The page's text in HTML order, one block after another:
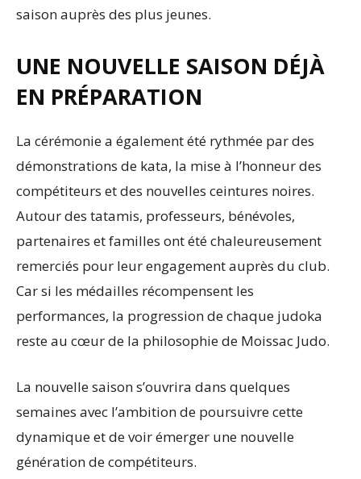
saison auprès des plus jeunes.
UNE NOUVELLE SAISON DÉJÀ
EN PRÉPARATION
La cérémonie a également été rythmée par des
démonstrations de kata, la mise à l’honneur des
compétiteurs et des nouvelles ceintures noires.
Autour des tatamis, professeurs, bénévoles,
partenaires et familles ont été chaleureusement
remerciés pour leur engagement auprès du club.
Car si les médailles récompensent les
performances, la progression de chaque judoka
reste au cœur de la philosophie de Moissac Judo.
La nouvelle saison s’ouvrira dans quelques
semaines avec l’ambition de poursuivre cette
dynamique et de voir émerger une nouvelle
génération de compétiteurs.